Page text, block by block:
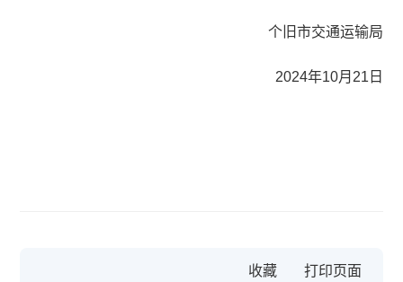
个旧市交通运输局
2024年10月21日
收藏